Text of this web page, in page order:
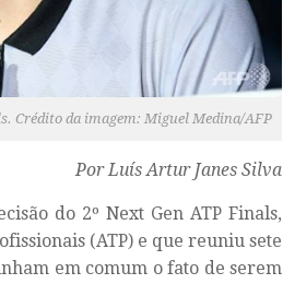
Crédito da imagem: Miguel Medina/AFP
Por Luís Artur Janes Silva
do 2º Next Gen ATP Finals,
(ATP) e que reuniu sete
em comum o fato de serem